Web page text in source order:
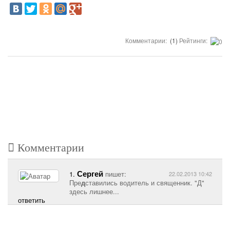
Комментарии: (1) Рейтинги:
Комментарии
22.02.2013 10:42
1. Сергей пишет:
Представились водитель и священник. "Д"
здесь лишнее...
ответить